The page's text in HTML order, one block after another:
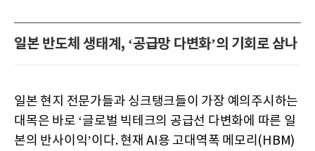
일본 반도체 생태계, ‘공급망 다변화’의 기회로 삼나
일본 현지 전문가들과 싱크탱크들이 가장 예의주시하는
대목은 바로 ‘글로벌 빅테크의 공급선 다변화에 따른 일
본의 반사이익’이다. 현재 AI용 고대역폭 메모리(HBM)